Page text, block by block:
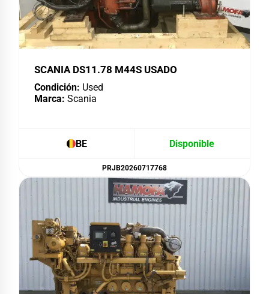
SCANIA DS11.78 M44S USADO
Condición: Used
Marca: Scania
BE Disponible
PRJB20260717768